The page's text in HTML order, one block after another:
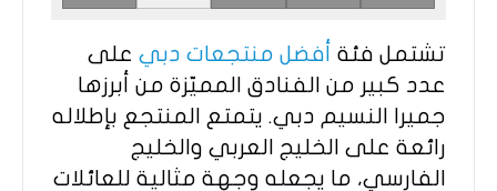
تشتمل فئة أفضل منتجعات دبي على
عدد كبير من الفنادق المميّزة من أبرزها
جميرا النسيم دبي. يتمتع المنتجع بإطلاله
رائعة على الخليج العربي والخليج
الفارسي، ما يجعله وجهة مثالية للعائلات